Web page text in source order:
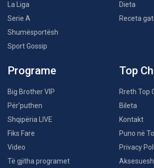
La Liga
Serie A
Shumësportësh
Sport Gossip
Dieta
Receta
Programe
Big Brother VIP
Për’puthen
Shqipëria LIVE
Fiks Fare
Video
Të gjitha programet
Top
Rreth Top
Bileta
Kontakt
Puno në
Privacy